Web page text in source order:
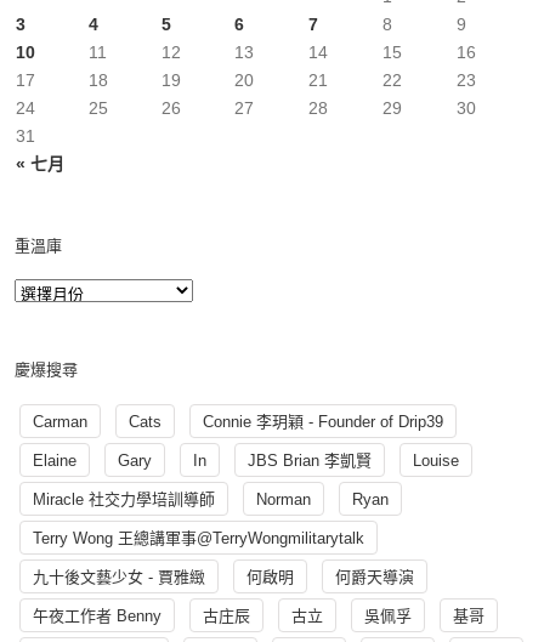
« 七月
3
4 5 6 7 8
9
10
11 12 13 14 15
16
17
18 19 20 21 22
23
24
25 26 27 28 29
30
31
重溫庫
慶爆搜尋
Carman Cats Connie 李玥穎 - Founder of Drip39
Elaine Gary In JBS Brian 李凱賢 Louise
Miracle 社交力學培訓導師 Norman Ryan
Terry Wong 王總講軍事@TerryWongmilitarytalk
九十後文藝少女 - 賈雅緻 何啟明 何爵天導演
午夜工作者 Benny 古庄辰 古立 吳佩孚 基哥